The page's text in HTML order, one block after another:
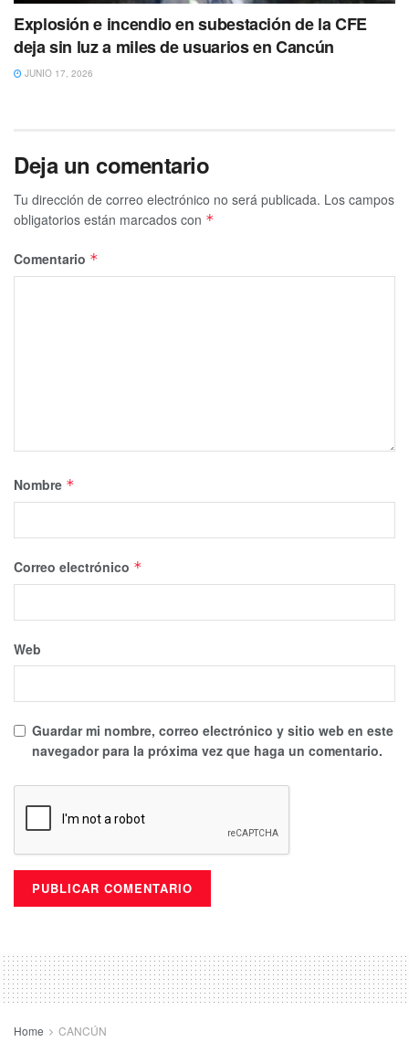
Explosión e incendio en subestación de la CFE
deja sin luz a miles de usuarios en Cancún
JUNIO 17, 2026
Deja un comentario
Tu dirección de correo electrónico no será publicada. Los campos
obligatorios están marcados con *
Comentario *
Nombre *
Correo electrónico *
Web
Guardar mi nombre, correo electrónico y sitio web en este
navegador para la próxima vez que haga un comentario.
Home CANCÚN